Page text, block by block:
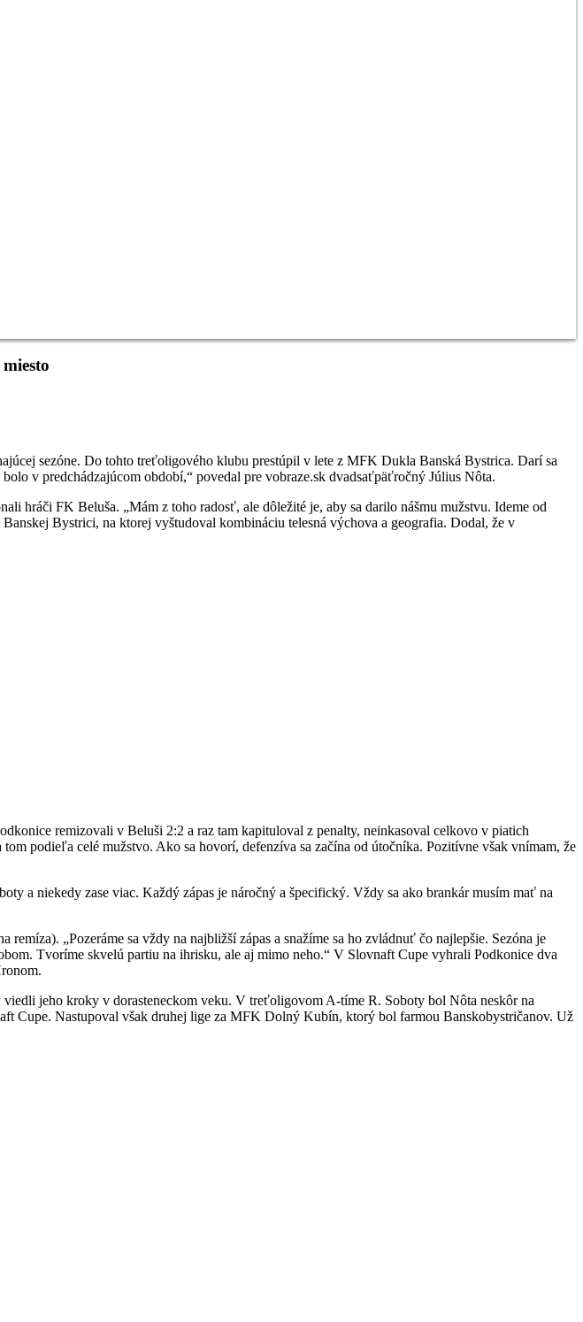
sezóne. Do tohto treťoligového klubu prestúpil v lete z MFK Dukla Banská Bystrica. Darí sa
v predchádzajúcom období,“ povedal pre vobraze.sk dvadsaťpäťročný Július Nôta.
hráči FK Beluša. „Mám z toho radosť, ale dôležité je, aby sa darilo nášmu mužstvu. Ideme od
Bystrici, na ktorej vyštudoval kombináciu telesná výchova a geografia. Dodal, že v
remizovali v Beluši 2:2 a raz tam kapituloval z penalty, neinkasoval celkovo v piatich
podieľa celé mužstvo. Ako sa hovorí, defenzíva sa začína od útočníka. Pozitívne však vnímam, že
a niekedy zase viac. Každý zápas je náročný a špecifický. Vždy sa ako brankár musím mať na
„Pozeráme sa vždy na najbližší zápas a snažíme sa ho zvládnuť čo najlepšie. Sezóna je
Tvoríme skvelú partiu na ihrisku, ale aj mimo neho.“ V Slovnaft Cupe vyhrali Podkonice dva
jeho kroky v dorasteneckom veku. V treťoligovom A-tíme R. Soboty bol Nôta neskôr na
Cupe. Nastupoval však druhej lige za MFK Dolný Kubín, ktorý bol farmou Banskobystričanov. Už